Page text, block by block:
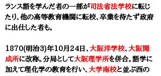
ランス語を学んだ者の一部が司法省法学校に転じ
たり、他の高等教育機関に転校、卒業を待たず政府
に出仕した者も。
1870(明治3)年10月24日、 大阪洋学校、 大阪開
成所に改称。分局として大阪理学所を併合。語学に
加えて理化学の教育を行い、 大学南校と並ぶ西の